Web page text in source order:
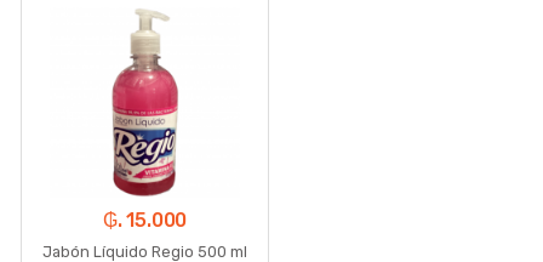
₲. 15.000
Jabón Líquido Regio 500 ml